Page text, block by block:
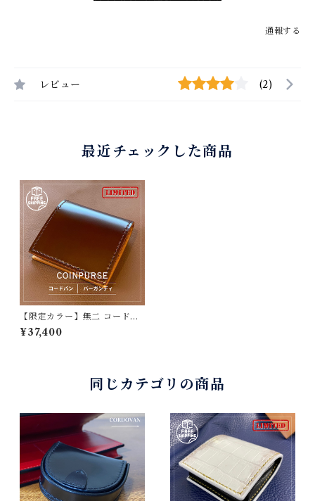
通報する
レビュー (2)
最近チェックした商品
【限定カラー】無二 コードバ
ン小銭入れ 顔料コードバ
ン・バーガンディ×ベージュ
の仕上げ 手縫い
¥37,400
同じカテゴリの商品